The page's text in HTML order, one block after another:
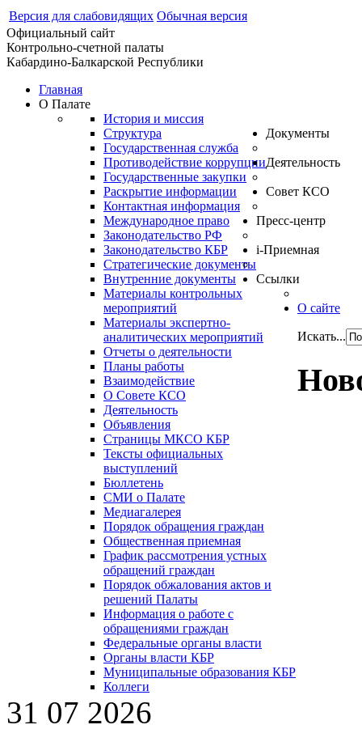
Версия для слабовидящих Обычная версия
Официальный сайт
Контрольно-счетной палаты
Кабардино-Балкарской Республики
Главная
О Палате
История и миссия
Структура
Государственная служба
Противодействие коррупции
Государственные закупки
Раскрытие информации
Контактная информация
Документы
Международное право
Законодательство РФ
Законодательство КБР
Стратегические документы
Внутренние документы
Деятельность
Материалы контрольных
мероприятий
Материалы экспертно-
аналитических мероприятий
Отчеты о деятельности
Планы работы
Взаимодействие
Совет КСО
О Совете КСО
Деятельность
Объявления
Страницы МКСО КБР
Пресс-центр
Тексты официальных
выступлений
Бюллетень
СМИ о Палате
Медиагалерея
i-Приемная
Порядок обращения граждан
Общественная приемная
График рассмотрения устных
обращений граждан
Порядок обжалования актов и
решений Палаты
Информация о работе с
обращениями граждан
Ссылки
Федеральные органы власти
Органы власти КБР
Муниципальные образования КБР
Коллеги
О сайте
Искать...
31 07 2026